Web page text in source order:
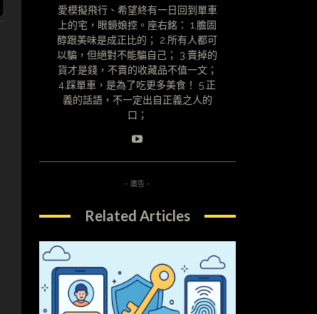
愛模擬飛行、希望終有一日回到單車
上的宅，眼鏡娘控。座右銘： 1.膽固
醇跟美味是成正比的； 2.所有人都可
以騙，但絕對不能騙自己； 3.賣掉的
貨才是錢，不賣的收藏品不值一文；
4.踩單車，是為了吃更多美食！ 5.正
義的話語，不一定出自正義之人的
口；
- 廣告 -
Related Articles